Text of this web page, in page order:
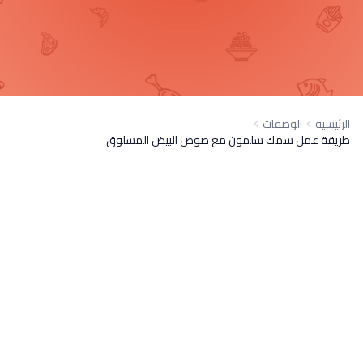
الرئيسية الوصفات
طريقة عمل سمك سلمون مع صوص البيض المسلوق